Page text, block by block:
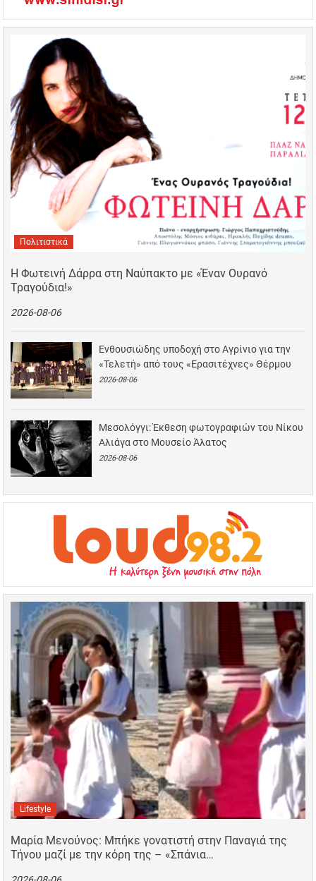
Πολιτιστικά
Η Φωτεινή Δάρρα στη Ναύπακτο με «Έναν Ουρανό
Τραγούδια!»
2026-08-06
Ενθουσιώδης υποδοχή στο Αγρίνιο για την
«Τελετή» από τους «Ερασιτέχνες» Θέρμου
2026-08-06
Μεσολόγγι: Έκθεση φωτογραφιών του Νίκου
Αλιάγα στο Μουσείο Άλατος
2026-08-06
Lifestyle
Μαρία Μενούνος: Μπήκε γονατιστή στην Παναγιά της
Τήνου μαζί με την κόρη της – «Σπάνια…